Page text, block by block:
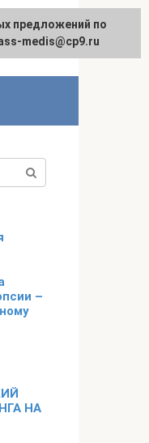
–
НА
предложений по
medis@cp9.ru